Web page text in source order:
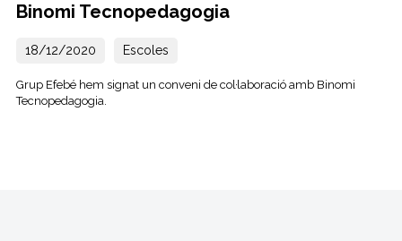
Binomi Tecnopedagogia
18/12/2020 Escoles
Grup Efebé hem signat un conveni de col·laboració amb Binomi
Tecnopedagogia.